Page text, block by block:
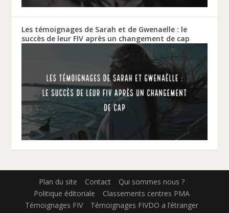
Les témoignages de Sarah et de Gwenaelle : le
succès de leur FIV après un changement de cap
Plan du site Contact
Qui sommes nous ?
Politique éditoriale
Classements centres PMA
Témoignages FIV
Témoignages FIVDO a l’étranger